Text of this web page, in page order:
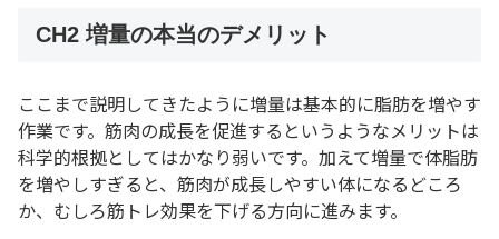
CH2 増量の本当のデメリット
ここまで説明してきたように増量は基本的に脂肪を増やす
作業です。筋肉の成長を促進するというようなメリットは
科学的根拠としてはかなり弱いです。加えて増量で体脂肪
を増やしすぎると、筋肉が成長しやすい体になるどころ
か、むしろ筋トレ効果を下げる方向に進みます。